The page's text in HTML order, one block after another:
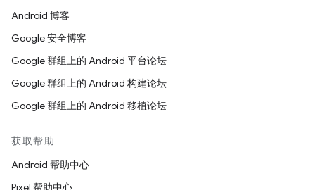
Android 博客
Google 安全博客
Google 群组上的 Android 平台论坛
Google 群组上的 Android 构建论坛
Google 群组上的 Android 移植论坛
获取帮助
Android 帮助中心
Pixel 帮助中心